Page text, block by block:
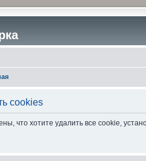
cookies
что хотите удалить все cookie,